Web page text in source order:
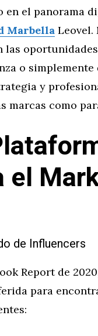
en el panorama
Marbella Leovel.
o simplemente
y
marcas como
el
de Influencers
Report de
para